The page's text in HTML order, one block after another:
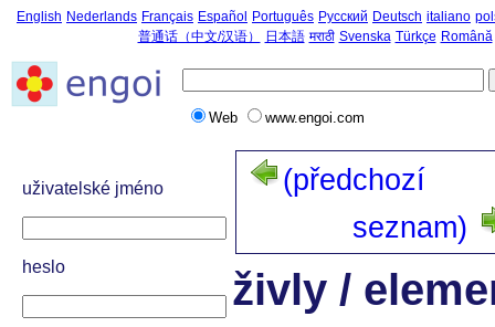
English Nederlands Français Español Português Русский Deutsch italiano
普通话（中文/汉语）
日本語 मराठी Svenska Türkçe Română
Web www.engoi.com
uživatelské jméno
heslo
(předchozí
seznam)
živly /